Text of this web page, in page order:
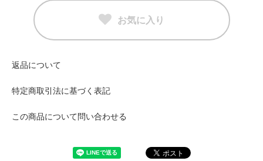
お気に入り
返品について
特定商取引法に基づく表記
この商品について問い合わせる